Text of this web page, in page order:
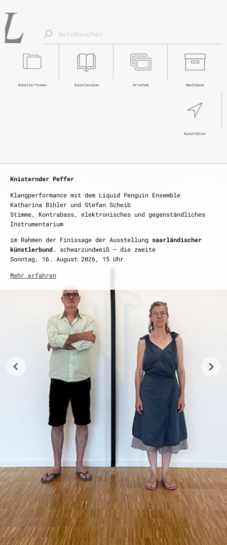
Nachlässe
Artothek
Kunstlexikon
Künstler*innen
Kunstführer
saarländischer künstlerbund
Dauer der Ausstellung
21. Juni – 16. August 2026
Öffnungszeiten
Di–Fr, 10–17 Uhr
Knisternder Peffer
Klangperformance mit dem Liquid Penguin Ensemble
Katharina Bihler und Stefan Scheib
Stimme, Kontrabass, elektronisches und gegenständliches
Instrumentarium
im Rahmen der Finissage der Ausstellung saarländischer
künstlerbund. schwarzundweiß – die zweite
Sonntag, 16. August 2026, 15 Uhr
Mehr erfahren